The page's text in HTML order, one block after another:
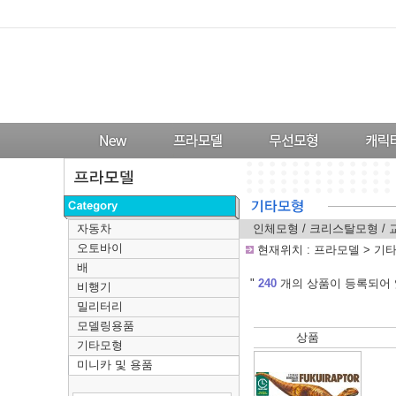
자동차
오토바이
배
비행기
밀리터리
모델링용품
기타모형
미니카 및 용품
인체모형 / 크리스탈모형 /
현재위치 : 프라모델 > 기
" 240 개의 상품이 등록되어
상품